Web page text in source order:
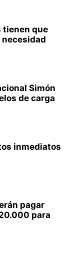
tienen que
Simón
de carga
inmediatos
pagar
para